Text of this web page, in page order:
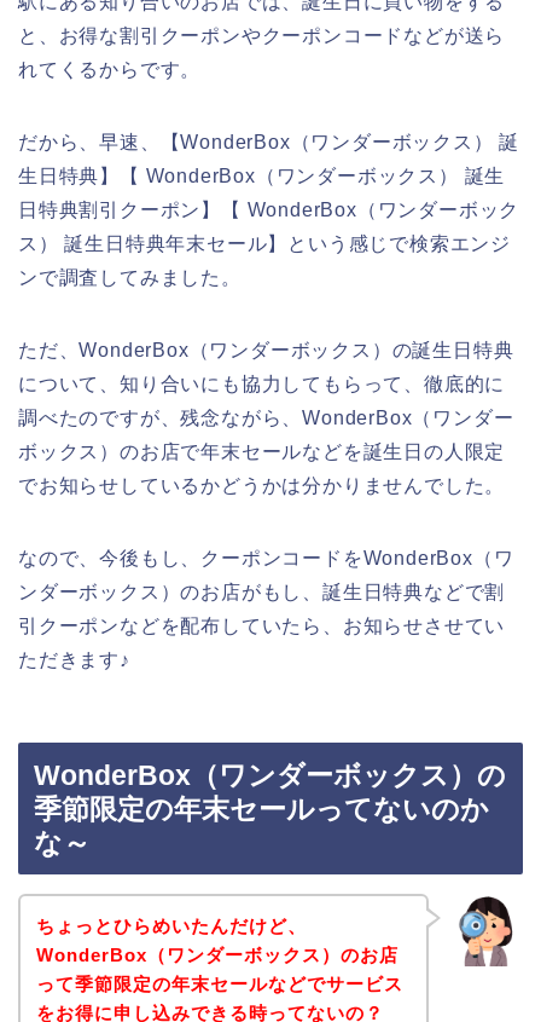
と、お得な割引クーポンやクーポンコードなどが送ら
れてくるからです。
だから、早速、【WonderBox（ワンダーボックス） 誕
生日特典】【 WonderBox（ワンダーボックス） 誕生
日特典割引クーポン】【 WonderBox（ワンダーボック
ス） 誕生日特典年末セール】という感じで検索エンジ
ンで調査してみました。
ただ、WonderBox（ワンダーボックス）の誕生日特典
について、知り合いにも協力してもらって、徹底的に
調べたのですが、残念ながら、WonderBox（ワンダー
ボックス）のお店で年末セールなどを誕生日の人限定
でお知らせしているかどうかは分かりませんでした。
なので、今後もし、クーポンコードをWonderBox（ワ
ンダーボックス）のお店がもし、誕生日特典などで割
引クーポンなどを配布していたら、お知らせさせてい
ただきます♪
WonderBox（ワンダーボックス）の
季節限定の年末セールってないのか
な～
ちょっとひらめいたんだけど、
WonderBox（ワンダーボックス）のお店
って季節限定の年末セールなどでサービス
をお得に申し込みできる時ってないの？